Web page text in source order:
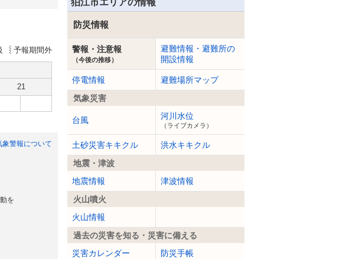
予報期間外
21
を
象警報について
狛江市エリアの情報
防災情報
警報・注意報
（今後の推移）
避難情報・避難所の
開設情報
停電情報
避難場所マップ
気象災害
台風 河川水位
（ライブカメラ）
土砂災害キキクル
洪水キキクル
地震・津波
地震情報
津波情報
火山噴火
火山情報
過去の災害を知る・災害に備える
災害カレンダー
防災手帳